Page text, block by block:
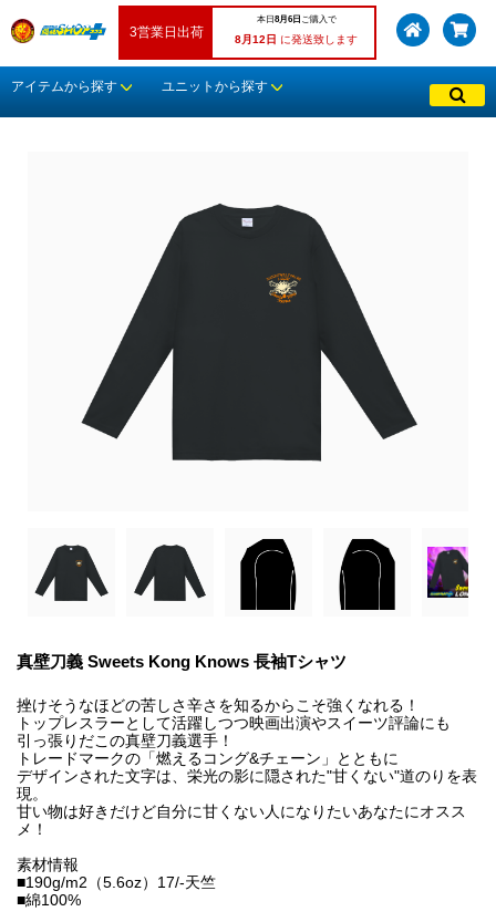
3営業日出荷
本日 8月6日 ご購入で
8月12日 に発送致します
アイテムから探す ユニットから探す
真壁刀義 Sweets Kong Knows 長袖Tシャツ
挫けそうなほどの苦しさ辛さを知るからこそ強くなれる！
トップレスラーとして活躍しつつ映画出演やスイーツ評論にも
引っ張りだこの真壁刀義選手！
トレードマークの「燃えるコング&チェーン」とともに
デザインされた文字は、栄光の影に隠された"甘くない"道のりを表
現。
甘い物は好きだけど自分に甘くない人になりたいあなたにオスス
メ！
素材情報
■190g/m2（5.6oz）17/-天竺
■綿100%